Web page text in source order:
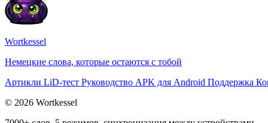
Wortkessel
Немецкие слова, которые остаются с тобой
Артикли LiD-тест Руководство APK для Android Поддержка
© 2026 Wortkessel